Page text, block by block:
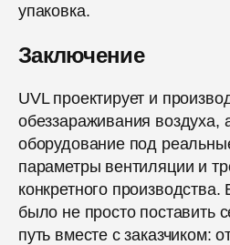
упаковка.
Заключение
UVL проектирует и
обеззараживания воздуха,
оборудование под
параметры вентиляции и
конкретного
было не просто поставить
путь вместе с заказчиком: